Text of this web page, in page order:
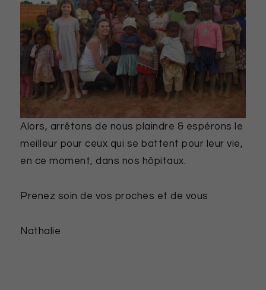
Alors, arrêtons de nous plaindre & espérons le
meilleur pour ceux qui se battent pour leur vie,
en ce moment, dans nos hôpitaux.
Prenez soin de vos proches et de vous
Nathalie